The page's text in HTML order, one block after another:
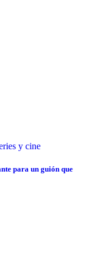
y cine
para un guión que